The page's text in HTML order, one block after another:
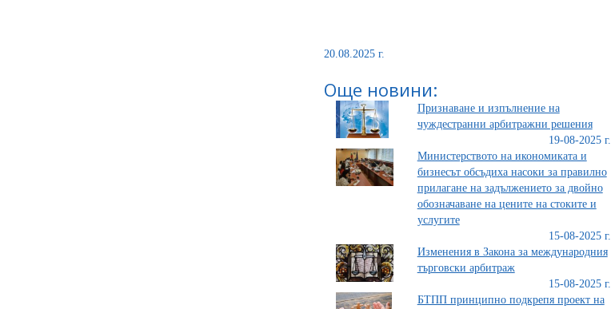
20.08.2025 г.
Още новини:
Признаване и изпълнение на
чуждестранни арбитражни решения
19-08-2025 г.
Министерството на икономиката и
бизнесът обсъдиха насоки за правилно
прилагане на задължението за двойно
обозначаване на цените на стоките и
услугите
15-08-2025 г.
Изменения в Закона за международния
търговски арбитраж
15-08-2025 г.
БТПП принципно подкрепя проект на